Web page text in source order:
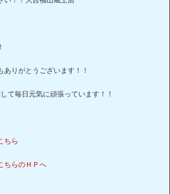
りがとうございます！！
て毎日元気に頑張っています！！
ちら
ちらのＨＰへ